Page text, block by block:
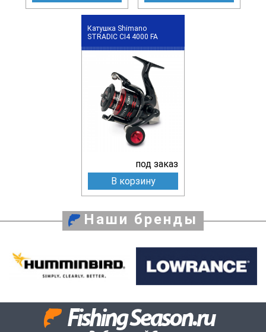
Катушка Shimano
STRADIC CI4 4000 FA
под заказ
В корзину
Наши бренды